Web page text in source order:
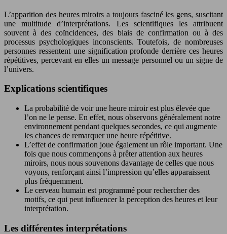
L’apparition des heures miroirs a toujours fasciné les gens, suscitant
une multitude d’interprétations. Les scientifiques les attribuent
souvent à des coïncidences, des biais de confirmation ou à des
processus psychologiques inconscients. Toutefois, de nombreuses
personnes ressentent une signification profonde derrière ces heures
répétitives, percevant en elles un message personnel ou un signe de
l’univers.
Explications scientifiques
La probabilité de voir une heure miroir est plus élevée que
l’on ne le pense. En effet, nous observons généralement notre
environnement pendant quelques secondes, ce qui augmente
les chances de remarquer une heure répétitive.
L’effet de confirmation joue également un rôle important. Une
fois que nous commençons à prêter attention aux heures
miroirs, nous nous souvenons davantage de celles que nous
voyons, renforçant ainsi l’impression qu’elles apparaissent
plus fréquemment.
Le cerveau humain est programmé pour rechercher des
motifs, ce qui peut influencer la perception des heures et leur
interprétation.
Les différentes interprétations